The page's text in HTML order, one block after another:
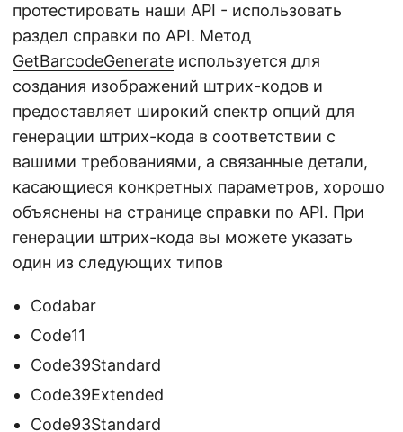
протестировать наши API - использовать
раздел справки по API. Метод
GetBarcodeGenerate используется для
создания изображений штрих-кодов и
предоставляет широкий спектр опций для
генерации штрих-кода в соответствии с
вашими требованиями, а связанные детали,
касающиеся конкретных параметров, хорошо
объяснены на странице справки по API. При
генерации штрих-кода вы можете указать
один из следующих типов
Codabar
Code11
Code39Standard
Code39Extended
Code93Standard